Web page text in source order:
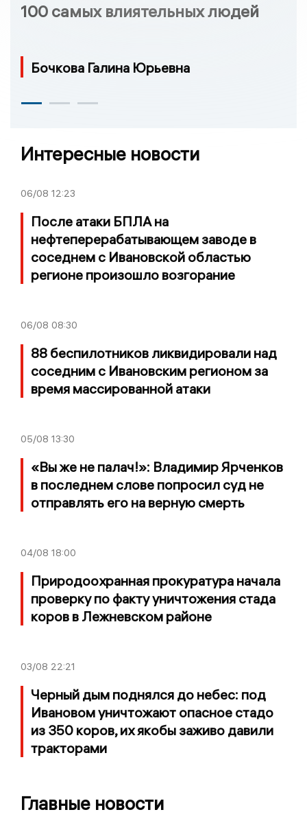
100 самых влиятельных людей
Бочкова Галина Юрьевна
Интересные новости
06/08 12:23
После атаки БПЛА на
нефтеперерабатывающем заводе в
соседнем с Ивановской областью
регионе произошло возгорание
06/08 08:30
88 беспилотников ликвидировали над
соседним с Ивановским регионом за
время массированной атаки
05/08 13:30
«Вы же не палач!»: Владимир Ярченков
в последнем слове попросил суд не
отправлять его на верную смерть
04/08 18:00
Природоохранная прокуратура начала
проверку по факту уничтожения стада
коров в Лежневском районе
03/08 22:21
Черный дым поднялся до небес: под
Ивановом уничтожают опасное стадо
из 350 коров, их якобы заживо давили
тракторами
Главные новости